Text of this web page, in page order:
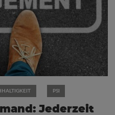
PSI
Jederzeit